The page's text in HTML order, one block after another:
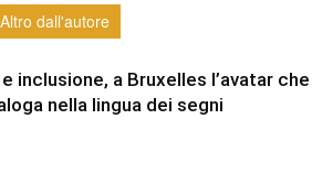
Altro dall'autore
e inclusione, a Bruxelles l’avatar che
nella lingua dei segni